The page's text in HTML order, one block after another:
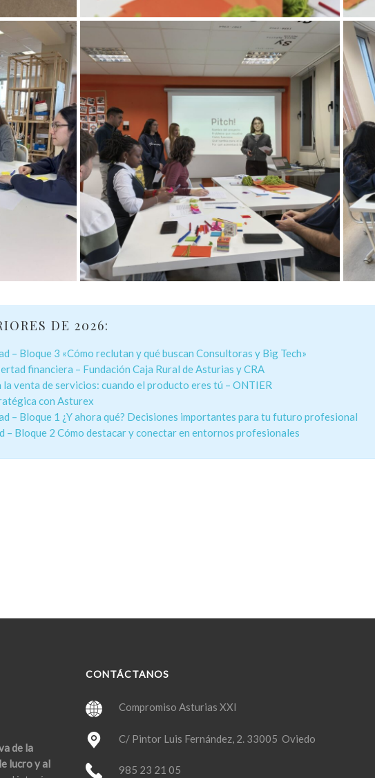
DE 2026:
– Bloque 3 «Cómo reclutan y qué buscan Consultoras y Big Tech»
financiera – Fundación Caja Rural de Asturias y CRA
venta de servicios: cuando el producto eres tú – ONTIER
con Asturex
– Bloque 1 ¿Y ahora qué? Decisiones importantes para tu futuro profesional
– Bloque 2 Cómo destacar y conectar en entornos profesionales
de la
lucro y al
CONTÁCTANOS
Compromiso Asturias XXI
C/ Pintor Luis Fernández, 2. 33005 Oviedo
985 23 21 05